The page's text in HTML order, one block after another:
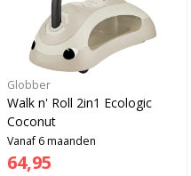
Globber
Walk n' Roll 2in1 Ecologic
Coconut
Vanaf 6 maanden
64,95